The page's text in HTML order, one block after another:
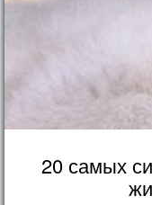
20 самых